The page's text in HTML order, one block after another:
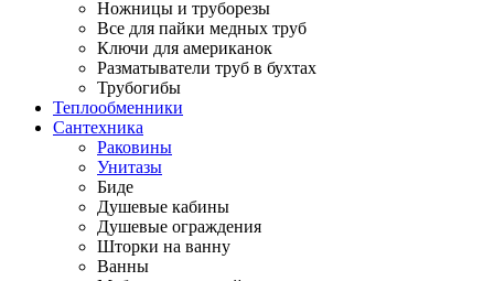
Ножницы и труборезы
Все для пайки медных труб
Ключи для американок
Разматыватели труб в бухтах
Трубогибы
Теплообменники
Сантехника
Раковины
Унитазы
Биде
Душевые кабины
Душевые ограждения
Шторки на ванну
Ванны